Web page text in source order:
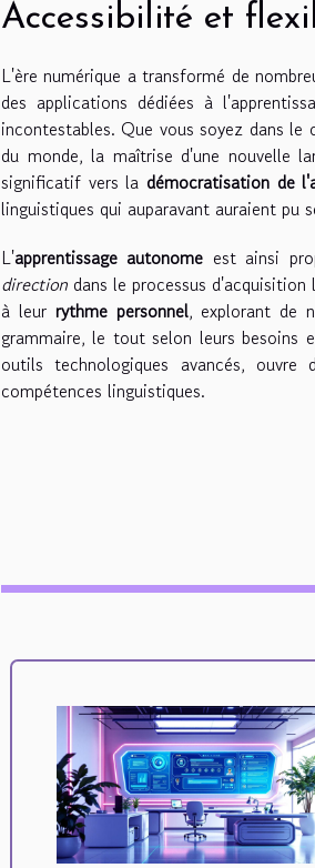
Accessibilité et
L'ère numérique a transformé de
des applications dédiées à
incontestables. Que vous soyez dans
du monde, la maîtrise d'une nouvelle
significatif vers la démocratisation de
linguistiques qui auparavant auraient pu
L'apprentissage autonome est ainsi
direction dans le processus
à leur rythme personnel, explorant de
grammaire, le tout selon leurs besoins
outils technologiques avancés,
compétences linguistiques.